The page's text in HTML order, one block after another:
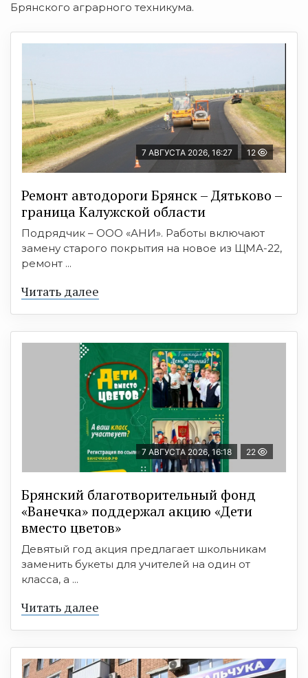
Брянского аграрного техникума.
7 АВГУСТА 2026, 16:27 12
Ремонт автодороги Брянск – Дятьково –
граница Калужской области
Подрядчик – ООО «АНИ». Работы включают
замену старого покрытия на новое из ЩМА-22,
ремонт ...
Читать далее
7 АВГУСТА 2026, 16:18 22
Брянский благотворительный фонд
«Ванечка» поддержал акцию «Дети
вместо цветов»
Девятый год акция предлагает школьникам
заменить букеты для учителей на один от
класса, а ...
Читать далее